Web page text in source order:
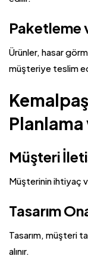
Paketleme
Ürünler, hasar
müşteriye teslim
Planlama
Müşteri
Müşterinin ihtiyaç
Tasarım
Tasarım, müşteri
alınır.